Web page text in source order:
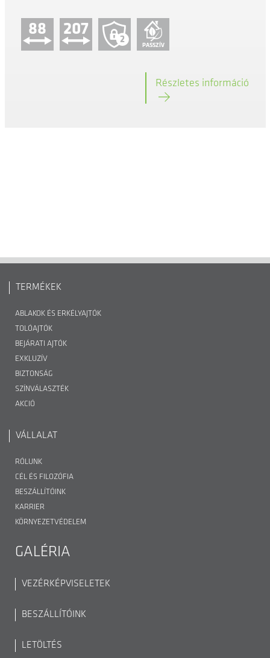
88 207
2
PASSZÍV
Részletes információ
TERMÉKEK
ABLAKOK ÉS ERKÉLYAJTÓK
TOLÓAJTÓK
BEJÁRATI AJTÓK
EXKLUZÍV
BIZTONSÁG
SZÍNVÁLASZTÉK
AKCIÓ
VÁLLALAT
RÓLUNK
CÉL ÉS FILOZÓFIA
BESZÁLLÍTÓINK
KARRIER
KÖRNYEZETVÉDELEM
GALÉRIA
VEZÉRKÉPVISELETEK
BESZÁLLÍTÓINK
LETÖLTÉS